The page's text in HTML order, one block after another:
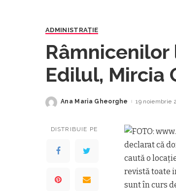
ADMINISTRAŢIE
Edilul, Mircia
patinoar în
Posted
Ana Maria Gheorghe 19 noiembrie
DISTRIBUIE PE
declarat că
caută o
revistă toate
sunt în curs